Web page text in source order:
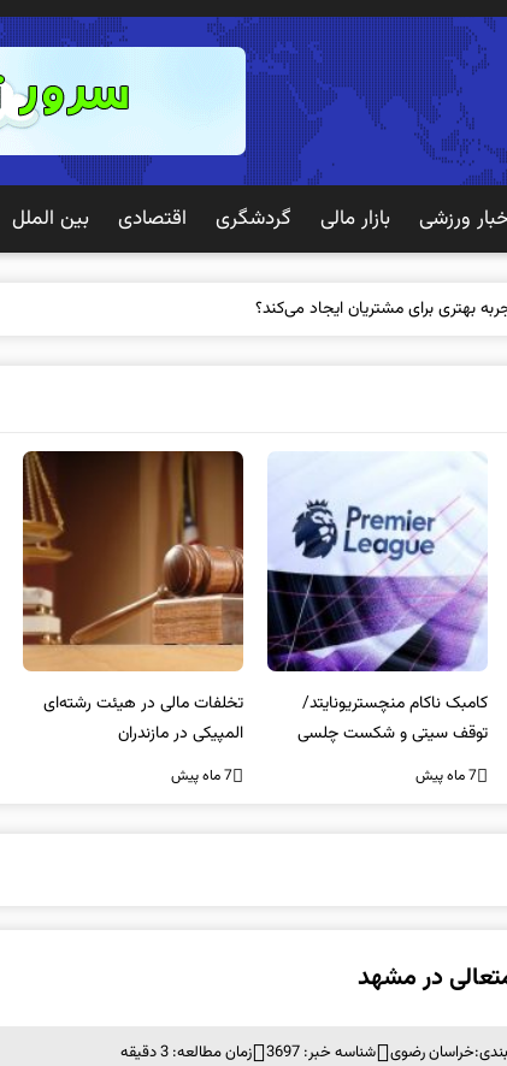
ورزشی بازار مالی گردشگری اقتصادی بین الملل
کامبک ناکام منچستریونایتد/
توقف سیتی و شکست چلسی
7 ماه پیش
تخلفات مالی در هیئت رشته‌ای
المپیکی در مازندران
7 ماه پیش
در مشهد
خراسان رضوی شناسه خبر: 3697 زمان مطالعه: 3 دقیقه